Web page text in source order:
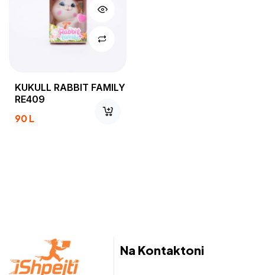
KUKULL RABBIT FAMILY
RE409
90L
Na Kontaktoni